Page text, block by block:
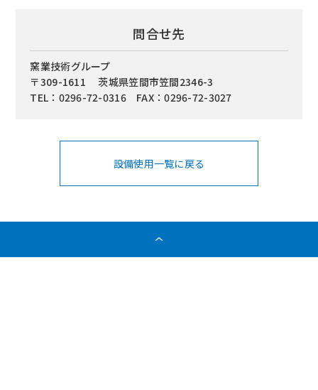
問合せ先
窯業技術グループ
〒309-1611 茨城県笠間市笠間2346-3
TEL：0296-72-0316 FAX：0296-72-3027
設備使用一覧に戻る